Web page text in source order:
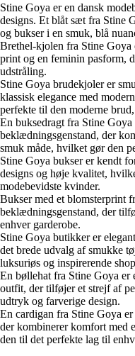
Stine Goya er en dansk
designs. Et blåt sæt fra Stine
og bukser i en smuk, blå
Brethel-kjolen fra Stine Goya
print og en feminin pasform,
udstråling.
Stine Goya brudekjoler er
klassisk elegance med
perfekte til den moderne
En buksedragt fra Stine
beklædningsgenstand, der
smuk måde, hvilket gør den
Stine Goya bukser er kendt
designs og høje kvalitet,
modebevidste kvinder.
Bukser med et blomsterprint
beklædningsgenstand, der
enhver garderobe.
Stine Goya butikker er
det brede udvalg af smukke
luksuriøs og inspirerende
En bøllehat fra Stine Goya
outfit, der tilføjer et strejf af
udtryk og farverige design.
En cardigan fra Stine Goya
der kombinerer komfort med
den til det perfekte lag til